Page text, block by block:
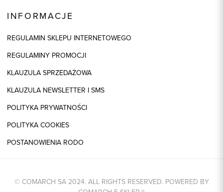
INFORMACJE
REGULAMIN SKLEPU INTERNETOWEGO
REGULAMINY PROMOCJI
KLAUZULA SPRZEDAŻOWA
KLAUZULA NEWSLETTER I SMS
POLITYKA PRYWATNOŚCI
POLITYKA COOKIES
POSTANOWIENIA RODO
© COMARCH SA 2024. ALL RIGHTS RESERVED. POWERED BY